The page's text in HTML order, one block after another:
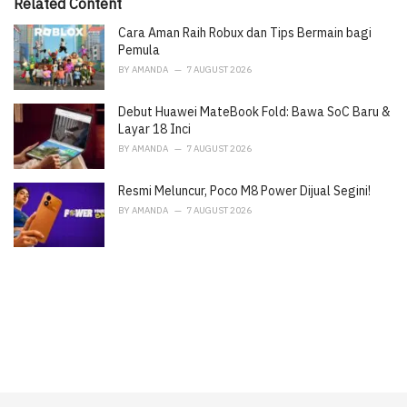
s
:
Related Content
Cara Aman Raih Robux dan Tips Bermain bagi
Pemula
BY AMANDA 7 AUGUST 2026
Debut Huawei MateBook Fold: Bawa SoC Baru &
Layar 18 Inci
BY AMANDA 7 AUGUST 2026
Resmi Meluncur, Poco M8 Power Dijual Segini!
BY AMANDA 7 AUGUST 2026